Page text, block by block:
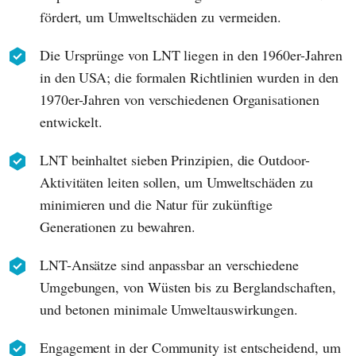
fördert, um Umweltschäden zu vermeiden.
Die Ursprünge von LNT liegen in den 1960er-Jahren
in den USA; die formalen Richtlinien wurden in den
1970er-Jahren von verschiedenen Organisationen
entwickelt.
LNT beinhaltet sieben Prinzipien, die Outdoor-
Aktivitäten leiten sollen, um Umweltschäden zu
minimieren und die Natur für zukünftige
Generationen zu bewahren.
LNT-Ansätze sind anpassbar an verschiedene
Umgebungen, von Wüsten bis zu Berglandschaften,
und betonen minimale Umweltauswirkungen.
Engagement in der Community ist entscheidend, um